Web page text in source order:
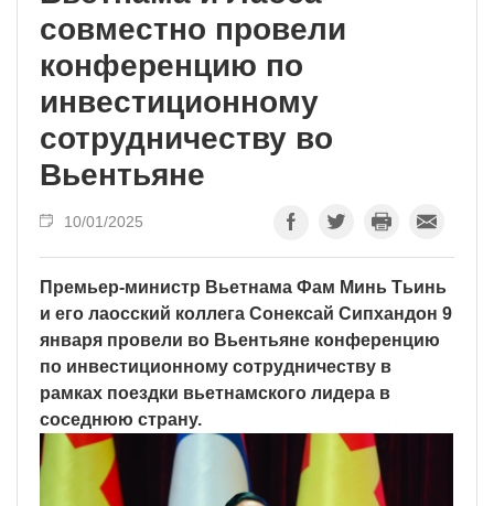
совместно провели
конференцию по
инвестиционному
сотрудничеству во
Вьентьяне
10/01/2025
Премьер-министр Вьетнама Фам Минь Тьинь
и его лаосский коллега Сонексай Сипхандон 9
января провели во Вьентьяне конференцию
по инвестиционному сотрудничеству в
рамках поездки вьетнамского лидера в
соседнюю страну.